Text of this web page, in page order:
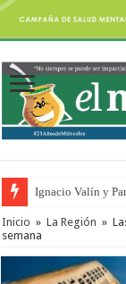
Ignacio Valín y
Inicio » La Región »
semana